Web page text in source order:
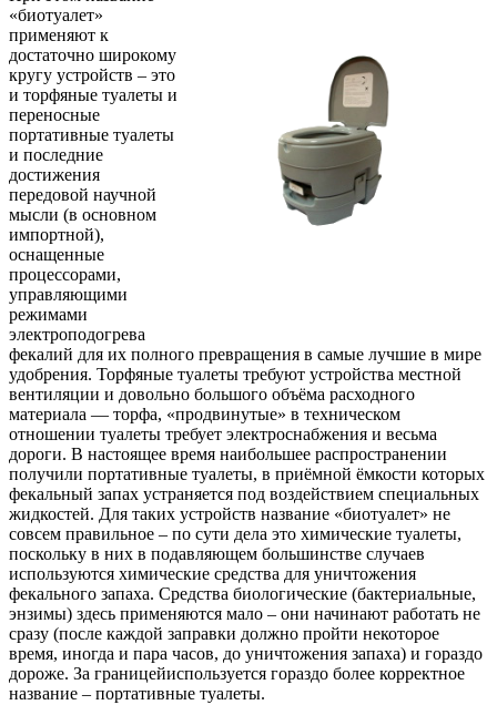
«биотуалет»
применяют к
достаточно широкому
кругу устройств – это
и торфяные туалеты и
переносные
портативные туалеты
и последние
достижения
передовой научной
мысли (в основном
импортной),
оснащенные
процессорами,
управляющими
режимами
электроподогрева
фекалий для их полного превращения в самые лучшие в мире
удобрения. Торфяные туалеты требуют устройства местной
вентиляции и довольно большого объёма расходного
материала — торфа, «продвинутые» в техническом
отношении туалеты требует электроснабжения и весьма
дороги. В настоящее время наибольшее распространении
получили портативные туалеты, в приёмной ёмкости которых
фекальный запах устраняется под воздействием специальных
жидкостей. Для таких устройств название «биотуалет» не
совсем правильное – по сути дела это химические туалеты,
поскольку в них в подавляющем большинстве случаев
используются химические средства для уничтожения
фекального запаха. Средства биологические (бактериальные,
энзимы) здесь применяются мало – они начинают работать не
сразу (после каждой заправки должно пройти некоторое
время, иногда и пара часов, до уничтожения запаха) и гораздо
дороже. За границейиспользуется гораздо более корректное
название – портативные туалеты.